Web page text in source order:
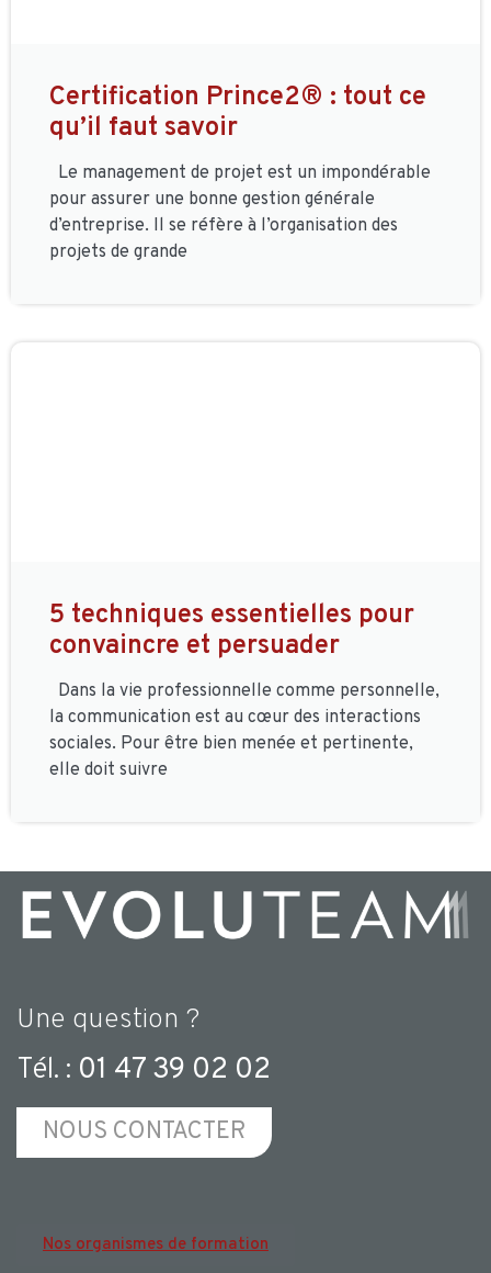
Certification Prince2® : tout ce
qu’il faut savoir
Le management de projet est un impondérable
pour assurer une bonne gestion générale
d’entreprise. Il se réfère à l’organisation des
projets de grande
5 techniques essentielles pour
convaincre et persuader
Dans la vie professionnelle comme personnelle,
la communication est au cœur des interactions
sociales. Pour être bien menée et pertinente,
elle doit suivre
Une question ?
Tél. : 01 47 39 02 02
NOUS CONTACTER
Nos organismes de formation